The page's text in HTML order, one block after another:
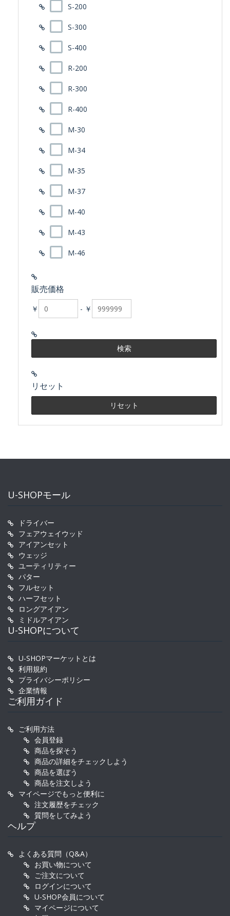
S-200
S-300
S-400
R-200
R-300
R-400
M-30
M-34
M-35
M-37
M-40
M-43
M-46
販売価格
￥ - ￥
リセット
U-SHOPモール
ドライバー
フェアウェイウッド
アイアンセット
ウェッジ
ユーティリティー
パター
フルセット
ハーフセット
ロングアイアン
ミドルアイアン
U-SHOPについて
U-SHOPマーケットとは
利用規約
プライバシーポリシー
企業情報
ご利用ガイド
ご利用方法
会員登録
商品を探そう
商品の詳細をチェックしよう
商品を選ぼう
商品を注文しよう
マイページでもっと便利に
注文履歴をチェック
質問をしてみよう
ヘルプ
よくある質問（Q&A）
お買い物について
ご注文について
ログインについて
U-SHOP会員について
マイページについて